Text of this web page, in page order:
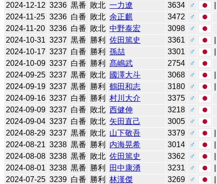
2024-12-12 3236 黒番 敗北 一力遼 3634 ♂
2024-11-25 3236 白番 敗北 余正麒 3472
♂
2024-11-20 3236 白番 敗北 中野泰宏 3098
♂
2024-10-31 3237 黒番 勝利 佐田篤史 3361 ♂
2024-10-17 3237 白番 勝利 孫喆 3301 ♂
2024-10-09 3237 白番 勝利 髙嶋武 2754
♂
2024-09-25 3237 黒番 敗北 國澤大斗 3068 ♂
2024-09-19 3237 黒番 勝利 鶴田和志 3180 ♂
2024-09-16 3237 白番 勝利 村川大介 3375
♂
2024-09-09 3237 白番 敗北 西健伸 3218
♂
2024-09-04 3237 白番 敗北 矢田直己 3005
♂
2024-08-29 3237 黒番 敗北 山下敬吾 3379 ♂
2024-08-21 3238 黒番 勝利 内海晃希 3014 ♂
2024-08-08 3238 黒番 敗北 佐田篤史 3362 ♂
2024-08-01 3238 黒番 勝利 田中康湧 3231 ♂
2024-07-25 3239 白番 勝利 林漢傑 3269 ♂